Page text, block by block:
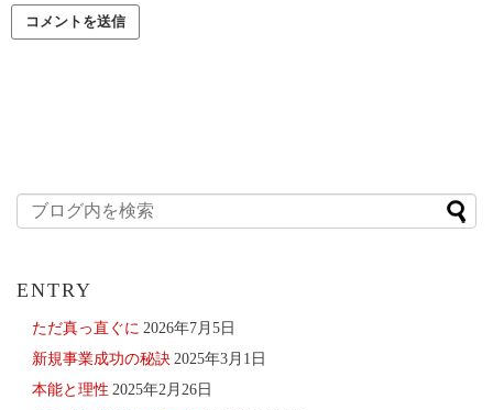
ENTRY
ただ真っ直ぐに 2026年7月5日
新規事業成功の秘訣 2025年3月1日
本能と理性 2025年2月26日